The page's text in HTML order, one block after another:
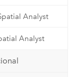
Analyst
Analyst